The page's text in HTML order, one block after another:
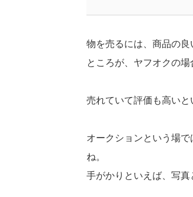
物を売るには、商品の良
ところが、ヤフオクの場
売れていて評価も高いと
オークションという場
ね。
手がかりといえば、写真